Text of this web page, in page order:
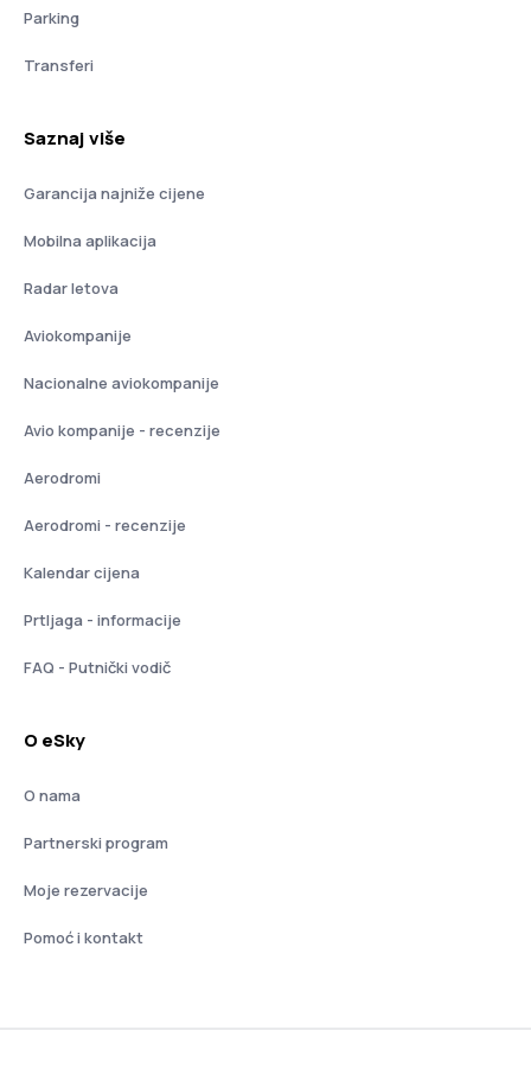
Parking
Transferi
Saznaj više
Garancija najniže cijene
Mobilna aplikacija
Radar letova
Aviokompanije
Nacionalne aviokompanije
Avio kompanije - recenzije
Aerodromi
Aerodromi - recenzije
Kalendar cijena
Prtljaga - informacije
FAQ - Putnički vodič
O eSky
O nama
Partnerski program
Moje rezervacije
Pomoć i kontakt